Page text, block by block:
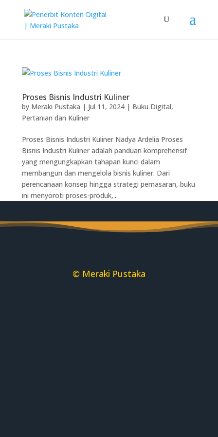
Proses Bisnis Industri Kuliner
by Meraki Pustaka | Jul 11, 2024| Buku Digital,
Pertanian dan Kuliner
Proses Bisnis Industri Kuliner Nadya Ardelia Proses
Bisnis Industri Kuliner adalah panduan komprehensif
yang mengungkapkan tahapan kunci dalam
membangun dan mengelola bisnis kuliner. Dari
perencanaan konsep hingga strategi pemasaran, buku
ini menyoroti proses-produk,...
© Meraki Pustaka